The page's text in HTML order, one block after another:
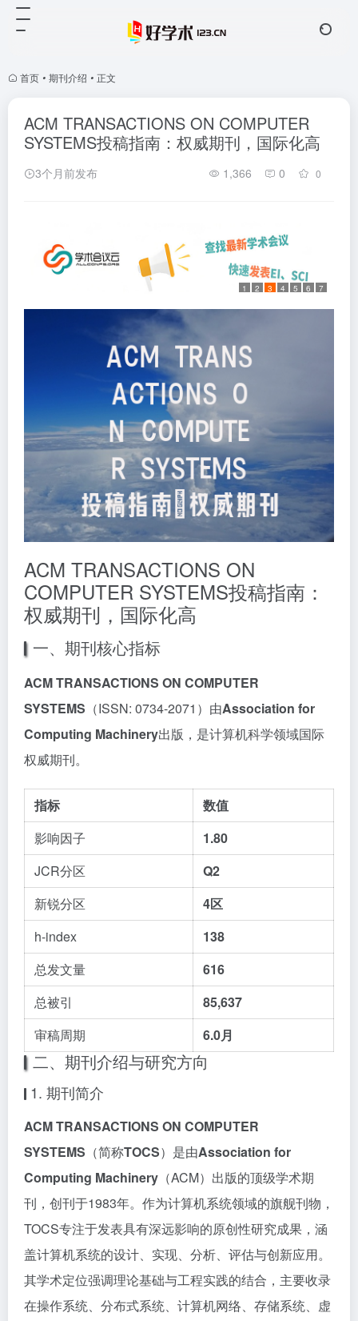
首页 • 期刊介绍 • 正文
ACM TRANSACTIONS ON COMPUTER
SYSTEMS投稿指南：权威期刊，国际化高
3个月前发布 1,366 0 0
1 2 3 4 5 6 7
ACM TRANSACTIONS ON
COMPUTER SYSTEMS投稿指南：
权威期刊，国际化高
一、期刊核心指标
ACM TRANSACTIONS ON COMPUTER
SYSTEMS （ISSN: 0734-2071）由Association for
Computing Machinery出版，是计算机科学领域国际
权威期刊。
指标
数值
影响因子
1.80
JCR分区
Q2
新锐分区
4区
h-index
138
总发文量
616
总被引
85,637
审稿周期
6.0月
二、期刊介绍与研究方向
1. 期刊简介
ACM TRANSACTIONS ON COMPUTER
SYSTEMS （简称TOCS）是由Association for
Computing Machinery （ACM）出版的顶级学术期
刊，创刊于1983年。作为计算机系统领域的旗舰刊物，
TOCS专注于发表具有深远影响的原创性研究成果，涵
盖计算机系统的设计、实现、分析、评估与创新应用。
其学术定位强调理论基础与工程实践的结合，主要收录
在操作系统、分布式系统、计算机网络、存储系统、虚